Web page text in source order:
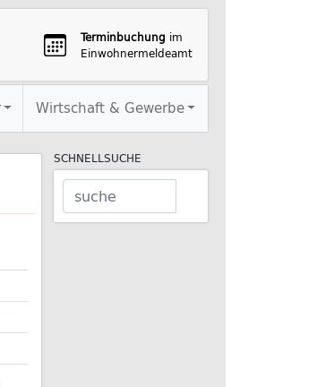
Terminbuchung im
Einwohnermeldeamt
Wirtschaft & Gewerbe
SCHNELLSUCHE